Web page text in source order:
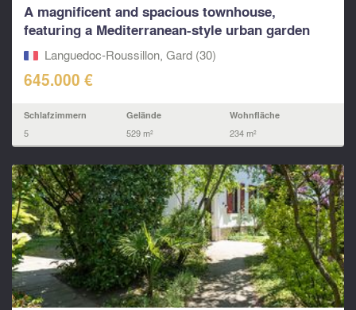
A magnificent and spacious townhouse,
featuring a Mediterranean-style urban garden
and an integrated
Languedoc-Roussillon, Gard (30)
645.000 €
Schlafzimmern
5
Gelände
529 m²
Wohnfläche
234 m²